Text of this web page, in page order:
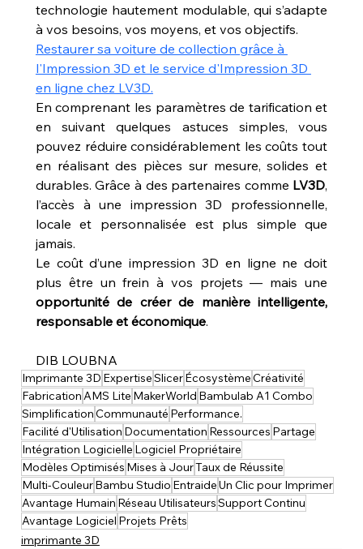
technologie hautement modulable, qui s’adapte
à vos besoins, vos moyens, et vos objectifs.
Restaurer sa voiture de collection grâce à
l'Impression 3D et le service d'Impression 3D
en ligne chez LV3D.
En comprenant les paramètres de tarification et
en suivant quelques astuces simples, vous
pouvez réduire considérablement les coûts tout
en réalisant des pièces sur mesure, solides et
durables. Grâce à des partenaires comme LV3D,
l’accès à une impression 3D professionnelle,
locale et personnalisée est plus simple que
jamais.
Le coût d’une impression 3D en ligne ne doit
opportunité de créer de manière intelligente,
responsable et économique.
DIB LOUBNA
Imprimante 3D ExpertiseSlicerÉcosystèmeCréativité
FabricationAMS Lite MakerWorld Bambulab A1 Combo
SimplificationCommunauté Performance.
Facilité d'Utilisation Documentation Ressources Partage
Intégration Logicielle Logiciel Propriétaire
Modèles Optimisés Mises à JourTaux de Réussite
Multi-CouleurBambu Studio EntraideUn Clic pour Imprimer
Avantage Humain Réseau UtilisateursSupport Continu
Avantage Logiciel Projets Prêts
imprimante 3D